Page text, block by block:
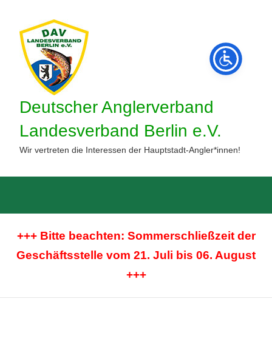
springen
Deutscher Anglerverband
Landesverband Berlin e.V.
Wir vertreten die Interessen der Hauptstadt-Angler*innen!
+++ Bitte beachten: Sommerschließzeit der
Geschäftsstelle vom 21. Juli bis 06. August
+++